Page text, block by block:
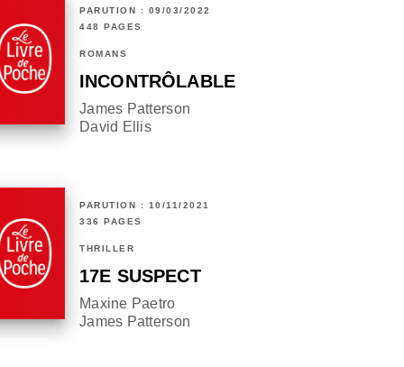
PARUTION : 09/03/2022
448 PAGES
ROMANS
INCONTRÔLABLE
James Patterson
David Ellis
PARUTION : 10/11/2021
336 PAGES
THRILLER
17E SUSPECT
Maxine Paetro
James Patterson